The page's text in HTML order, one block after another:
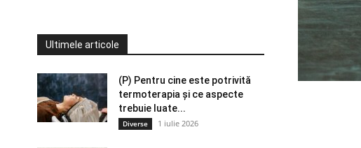
Ultimele articole
(P) Pentru cine este potrivită
termoterapia și ce aspecte
trebuie luate...
Diverse 1 iulie 2026